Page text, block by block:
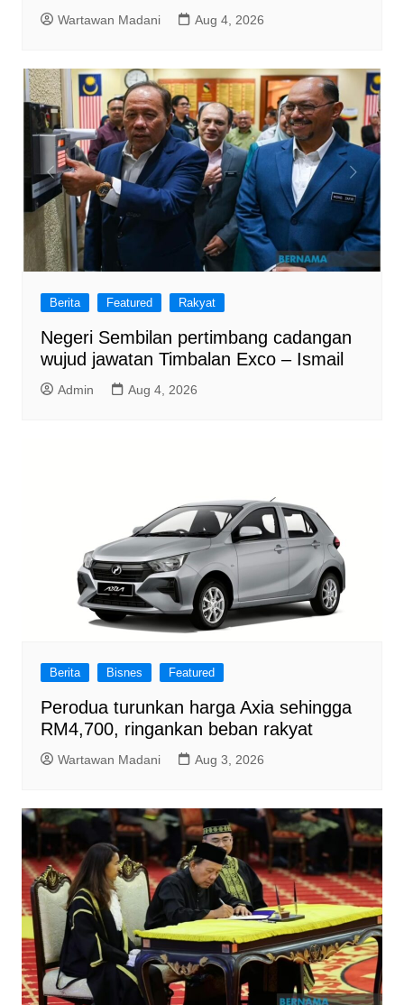
Wartawan Madani Aug 4, 2026
Berita Featured Rakyat
Negeri Sembilan pertimbang cadangan
wujud jawatan Timbalan Exco – Ismail
Admin Aug 4, 2026
Berita Bisnes Featured
Perodua turunkan harga Axia sehingga
RM4,700, ringankan beban rakyat
Wartawan Madani Aug 3, 2026